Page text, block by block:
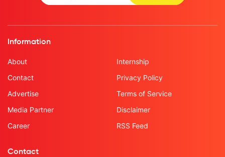
Information
About
Contact
Advertise
Media Partner
Career
Internship
Privacy Policy
Terms of Service
Disclaimer
RSS Feed
Contact